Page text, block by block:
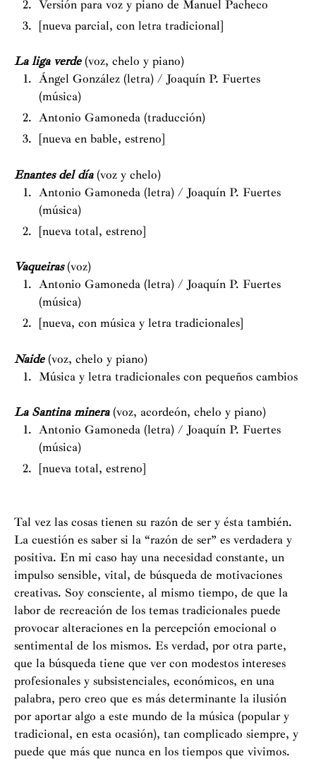
Versión para voz y piano de Manuel Pacheco
[nueva parcial, con letra tradicional]
La liga verde (voz, chelo y piano)
Ángel González (letra) / Joaquín P. Fuertes
(música)
Antonio Gamoneda (traducción)
[nueva en bable, estreno]
Enantes del día (voz y chelo)
Antonio Gamoneda (letra) / Joaquín P. Fuertes
(música)
[nueva total, estreno]
Vaqueiras(voz)
Antonio Gamoneda (letra) / Joaquín P. Fuertes
(música)
[nueva, con música y letra tradicionales]
Naide (voz, chelo y piano)
Música y letra tradicionales con pequeños cambios
La Santina minera (voz, acordeón, chelo y piano)
Antonio Gamoneda (letra) / Joaquín P. Fuertes
(música)
[nueva total, estreno]
Tal vez las cosas tienen su razón de ser y ésta también.
La cuestión es saber si la “razón de ser” es verdadera y
positiva. En mi caso hay una necesidad constante, un
impulso sensible, vital, de búsqueda de motivaciones
creativas. Soy consciente, al mismo tiempo, de que la
labor de recreación de los temas tradicionales puede
provocar alteraciones en la percepción emocional o
sentimental de los mismos. Es verdad, por otra parte,
que la búsqueda tiene que ver con modestos intereses
profesionales y subsistenciales, económicos, en una
palabra, pero creo que es más determinante la ilusión
por aportar algo a este mundo de la música (popular y
tradicional, en esta ocasión), tan complicado siempre, y
puede que más que nunca en los tiempos que vivimos.